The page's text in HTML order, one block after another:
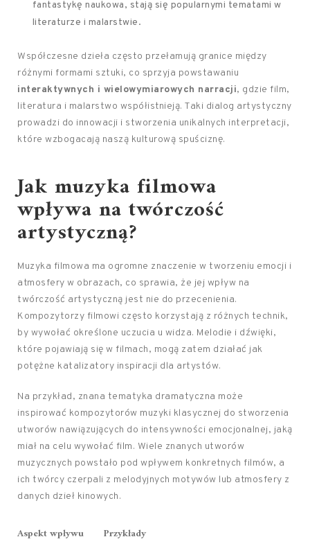
fantastykę naukowa, stają się popularnymi tematami w
literaturze i malarstwie.
Współczesne dzieła często przełamują granice między
różnymi formami sztuki, co sprzyja powstawaniu
interaktywnych i wielowymiarowych narracji, gdzie film,
literatura i malarstwo współistnieją. Taki dialog artystyczny
prowadzi do innowacji i stworzenia unikalnych interpretacji,
które wzbogacają naszą kulturową spuściznę.
Jak muzyka filmowa
wpływa na twórczość
artystyczną?
Muzyka filmowa ma ogromne znaczenie w tworzeniu emocji i
atmosfery w obrazach, co sprawia, że jej wpływ na
twórczość artystyczną jest nie do przecenienia.
Kompozytorzy filmowi często korzystają z różnych technik,
by wywołać określone uczucia u widza. Melodie i dźwięki,
które pojawiają się w filmach, mogą zatem działać jak
potężne katalizatory inspiracji dla artystów.
Na przykład, znana tematyka dramatyczna może
inspirować kompozytorów muzyki klasycznej do stworzenia
utworów nawiązujących do intensywności emocjonalnej, jaką
miał na celu wywołać film. Wiele znanych utworów
muzycznych powstało pod wpływem konkretnych filmów, a
ich twórcy czerpali z melodyjnych motywów lub atmosfery z
danych dzieł kinowych.
Aspekt wpływu
Przykłady